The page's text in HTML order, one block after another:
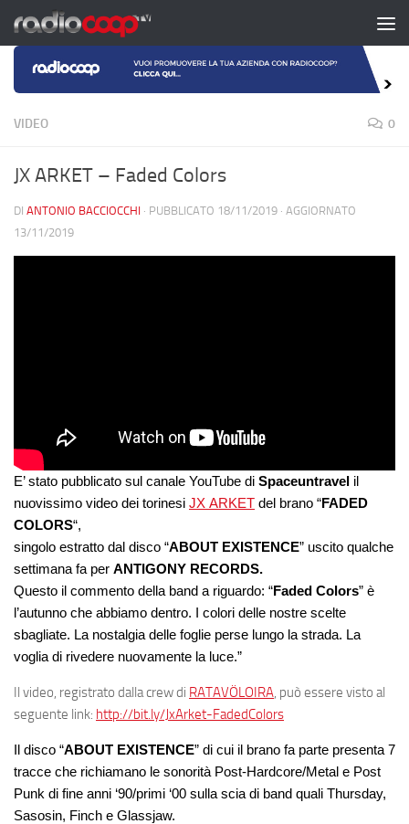
Salta al contenuto
VIDEO 0
JX ARKET – Faded Colors
DI ANTONIO BACCIOCCHI · PUBBLICATO 18/11/2019 · AGGIORNATO
13/11/2019
E’ stato pubblicato sul canale YouTube di Spaceuntravel il
nuovissimo video dei torinesi JX ARKET del brano “FADED
COLORS“,
singolo estratto dal disco “ABOUT EXISTENCE” uscito qualche
settimana fa per ANTIGONY RECORDS.
Questo il commento della band a riguardo: “Faded Colors” è
l’autunno che abbiamo dentro. I colori delle nostre scelte
sbagliate. La nostalgia delle foglie perse lungo la strada. La
voglia di rivedere nuovamente la luce.”
Il video, registrato dalla crew di RATAVÖLOIRA, può essere visto al
seguente link: http://bit.ly/JxArket-FadedColors
Il disco “ABOUT EXISTENCE” di cui il brano fa parte presenta 7
tracce che richiamano le sonorità Post-Hardcore/Metal e Post
Punk di fine anni ‘90/primi ‘00 sulla scia di band quali Thursday,
Sasosin, Finch e Glassjaw.